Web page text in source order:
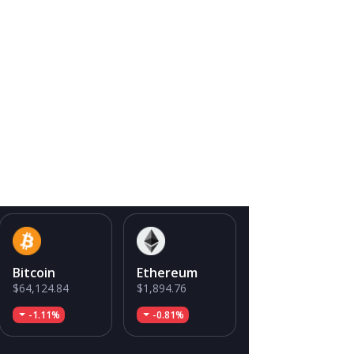
Bitcoin
$64,124.84
-1.11%
Ethereum
$1,894.76
-0.81%